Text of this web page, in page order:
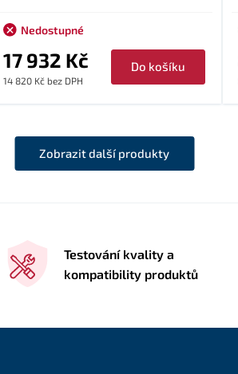
Nedostupné
17 932 Kč
14 820 Kč bez DPH
Do košíku
Zobrazit další produkty
Testování kvality a
kompatibility produktů